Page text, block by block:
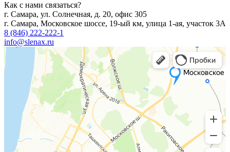
Как с нами связаться?
г. Самара, ул. Солнечная, д. 20, офис 305
г. Самара, Московское шоссе, 19-ый км, улица 1-ая, участок 3А
8 (846) 222-222-1
info@slenax.ru